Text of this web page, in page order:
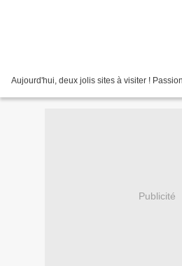
Aujourd'hui, deux jolis sites à visiter !
Publicité